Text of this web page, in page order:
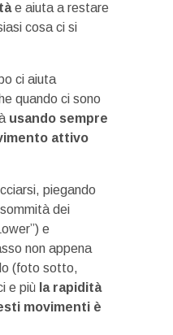
e aiuta a restare
cosa ci si
ci aiuta
quando ci sono
usando sempre
attivo
piegando
dei
e
non appena
(foto sotto,
e più la rapidità
movimenti è